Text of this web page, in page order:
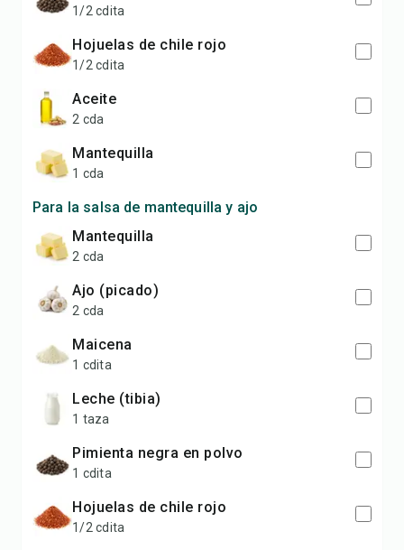
1/2 cdita
Hojuelas de chile rojo
1/2 cdita
Aceite
2 cda
Mantequilla
1 cda
Para la salsa de mantequilla y ajo
Mantequilla
2 cda
Ajo (picado)
2 cda
Maicena
1 cdita
Leche (tibia)
1 taza
Pimienta negra en polvo
1 cdita
Hojuelas de chile rojo
1/2 cdita